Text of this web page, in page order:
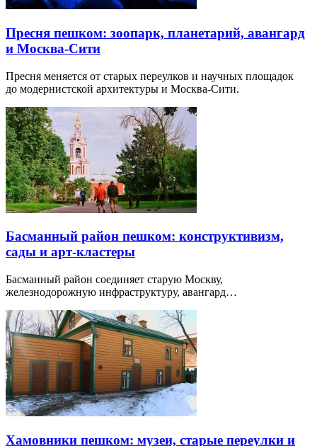
Пресня пешком: зоопарк, планетарий, авангард
и Москва-Сити
Пресня меняется от старых переулков и научных площадок
до модернистской архитектуры и Москва-Сити.
Басманный район пешком: конструктивизм,
сады и арт-кластеры
Басманный район соединяет старую Москву,
железнодорожную инфраструктуру, авангард…
Хамовники пешком: музеи, старые переулки и